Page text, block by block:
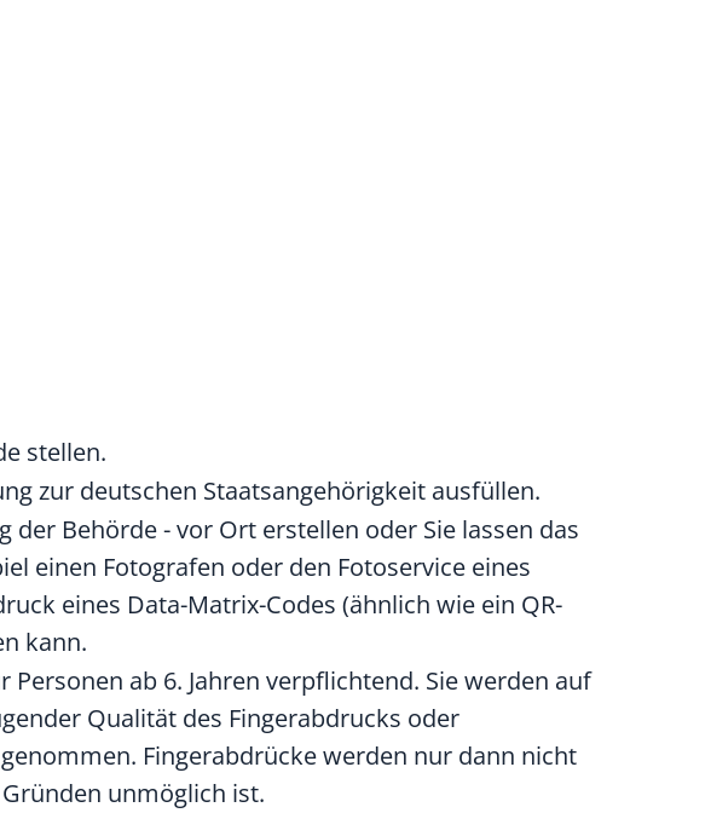
stellen.
zur deutschen Staatsangehörigkeit ausfüllen.
der Behörde - vor Ort erstellen oder Sie lassen das
einen Fotografen oder den Fotoservice eines
eines Data-Matrix-Codes (ähnlich wie ein QR-
kann.
ab 6. Jahren verpflichtend. Sie werden auf
Qualität des Fingerabdrucks oder
Fingerabdrücke werden nur dann nicht
unmöglich ist.